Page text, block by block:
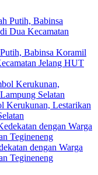
Babinsa Koramil
Jelang HUT
Kerukunan, Lestarikan
dengan Warga
Tegineneng